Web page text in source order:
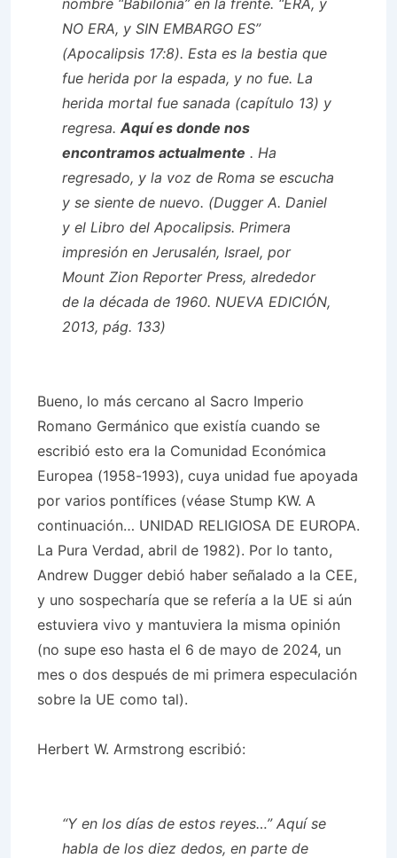
nombre “Babilonia” en la frente. “ERA, y
NO ERA, y SIN EMBARGO ES”
(Apocalipsis 17:8). Esta es la bestia que
fue herida por la espada, y no fue. La
herida mortal fue sanada (capítulo 13) y
regresa.Aquí es donde nos
encontramos actualmente . Ha
regresado, y la voz de Roma se escucha
y se siente de nuevo. (Dugger A. Daniel
y el Libro del Apocalipsis. Primera
impresión en Jerusalén, Israel, por
Mount Zion Reporter Press, alrededor
de la década de 1960. NUEVA EDICIÓN,
2013, pág. 133)
Bueno, lo más cercano al Sacro Imperio
Romano Germánico que existía cuando se
escribió esto era la Comunidad Económica
Europea (1958-1993), cuya unidad fue apoyada
por varios pontífices (véase Stump KW. A
continuación… UNIDAD RELIGIOSA DE EUROPA.
La Pura Verdad, abril de 1982). Por lo tanto,
Andrew Dugger debió haber señalado a la CEE,
y uno sospecharía que se refería a la UE si aún
estuviera vivo y mantuviera la misma opinión
(no supe eso hasta el 6 de mayo de 2024, un
mes o dos después de mi primera especulación
sobre la UE como tal).
Herbert W. Armstrong escribió:
“Y en los días de estos reyes…” Aquí se
habla de los diez dedos, en parte de